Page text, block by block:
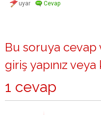
Bu soruya
giriş yapınız veya
1 cevap